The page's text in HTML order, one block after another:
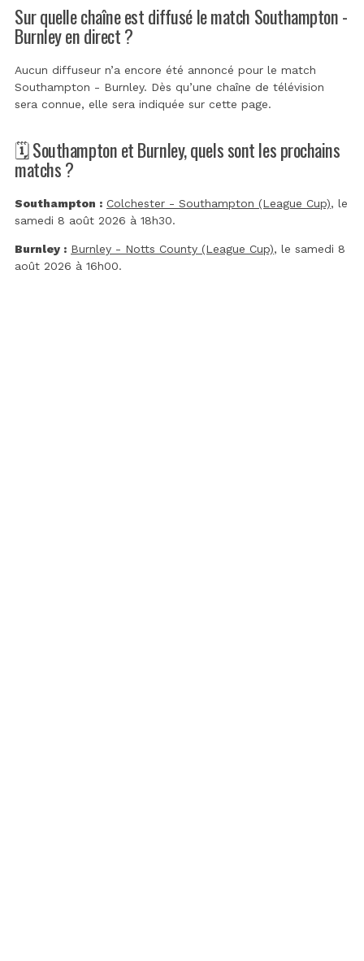
Sur quelle chaîne est diffusé le match Southampton -
Burnley en direct ?
Aucun diffuseur n’a encore été annoncé pour le match
Southampton - Burnley. Dès qu’une chaîne de télévision
sera connue, elle sera indiquée sur cette page.
🗓️ Southampton et Burnley, quels sont les prochains
matchs ?
Southampton : Colchester - Southampton (League Cup), le
samedi 8 août 2026 à 18h30.
Burnley : Burnley - Notts County (League Cup), le samedi 8
août 2026 à 16h00.